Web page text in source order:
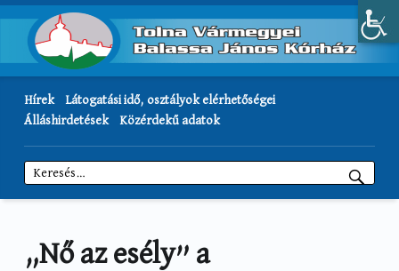
Hírek
Látogatási idő, osztályok elérhetőségei
Álláshirdetések
Közérdekű adatok
Keresés:
„Nő az esély” a